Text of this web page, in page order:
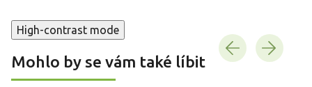
High-contrast mode
Mohlo by se vám také líbit